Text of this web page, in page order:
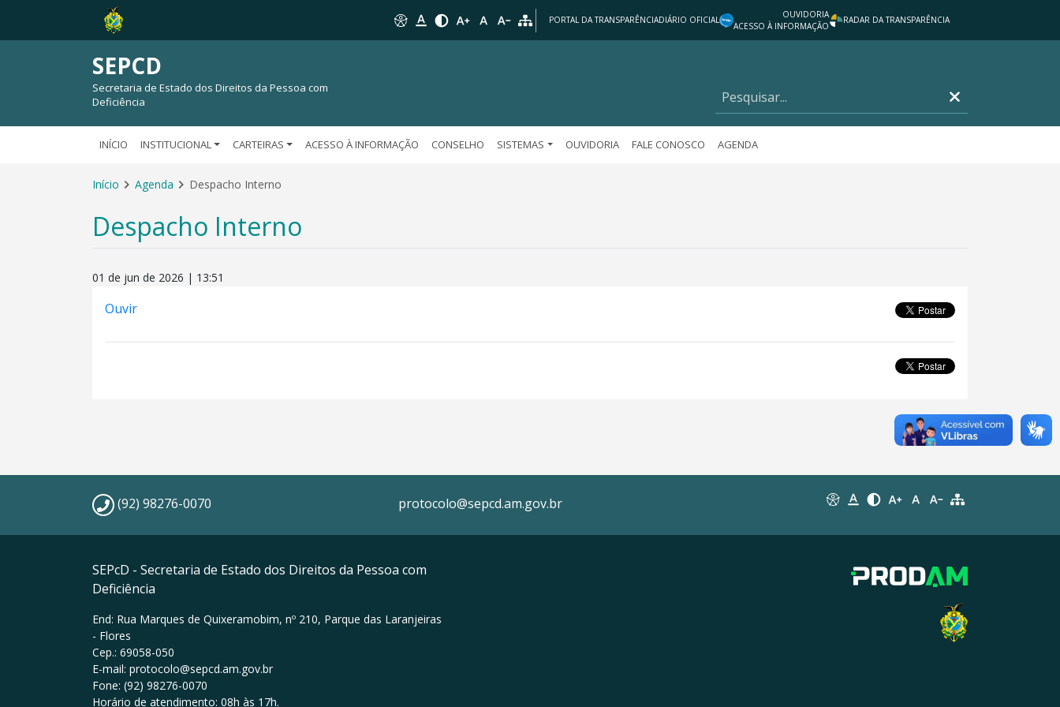
PORTAL DA TRANSPARÊNCIADIÁRIO OFICIAL
OUVIDORIA
ACESSO À INFORMAÇÃO
RADAR DA TRANSPARÊNCIA
SEPCD
Secretaria de Estado dos Direitos da Pessoa com
Deficiência
INÍCIO INSTITUCIONAL CARTEIRAS ACESSO À INFORMAÇÃO CONSELHO SISTEMAS OUVIDORIA FALE CONOSCO AGENDA
Início Agenda Despacho Interno
Despacho Interno
01 de jun de 2026 | 13:51
Ouvir
(92) 98276-0070 protocolo@sepcd.am.gov.br
SEPcD - Secretaria de Estado dos Direitos da Pessoa com
Deficiência
End: Rua Marques de Quixeramobim, nº 210, Parque das Laranjeiras
- Flores
Cep.: 69058-050
E-mail: protocolo@sepcd.am.gov.br
Fone: (92) 98276-0070
Horário de atendimento: 08h às 17h.